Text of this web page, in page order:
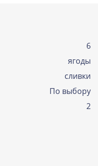
6
ягоды
сливки
По выбору
2